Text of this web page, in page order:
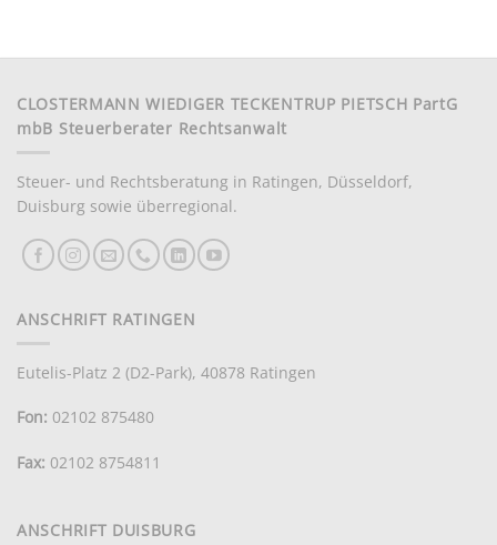
CLOSTERMANN WIEDIGER TECKENTRUP PIETSCH PartG
mbB Steuerberater Rechtsanwalt
Steuer- und Rechtsberatung in Ratingen, Düsseldorf,
Duisburg sowie überregional.
ANSCHRIFT RATINGEN
Eutelis-Platz 2 (D2-Park), 40878 Ratingen
Fon: 02102 875480
Fax: 02102 8754811
ANSCHRIFT DUISBURG